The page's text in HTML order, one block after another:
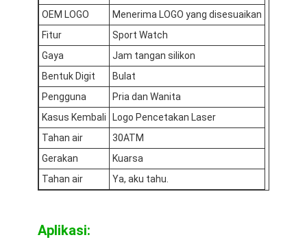
OEM LOGO
Menerima LOGO yang disesuaikan
Fitur
Sport Watch
Gaya
Jam tangan silikon
Bentuk Digit
Bulat
Pengguna
Pria dan Wanita
Kasus Kembali
Logo Pencetakan Laser
Tahan air
30ATM
Gerakan
Kuarsa
Tahan air
Ya, aku tahu.
Aplikasi: